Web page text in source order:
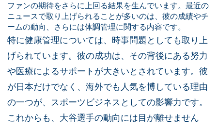
ファンの期待をさらに上回る結果を生んでいます。最近の
ニュースで取り上げられることが多いのは、彼の成績やチ
ームの動向、さらには体調管理に関する内容です。
特に健康管理については、時事問題としても取り上
げられています。彼の成功は、その背後にある努力
や医療によるサポートが大きいとされています。彼
が日本だけでなく、海外でも人気を博している理由
の一つが、スポーツビジネスとしての影響力です。
これからも、大谷選手の動向には目が離せません